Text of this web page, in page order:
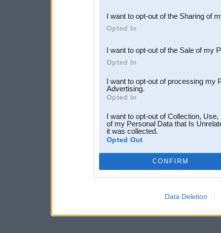
Downstream Participants
third parties.
I want to opt-out of the Sharing of
Opted In
I want to opt-out of the Sale of my
Opted In
I want to opt-out of processing my
Advertising.
Opted In
I want to opt-out of Collection,
of my Personal Data that Is
it was collected.
Opted Out
CONFIRM
Data Deletion